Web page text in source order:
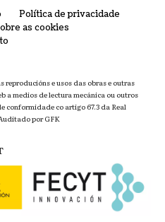
Política de privacidade
as cookies
reproducións e usos das obras e outras
a medios de lectura mecánica ou outros
conformidade co artigo 67.3 da Real
por GFK